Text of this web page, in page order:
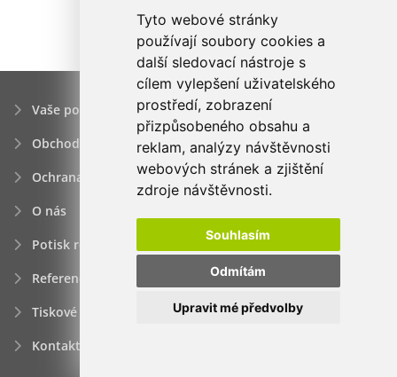
Tyto webové stránky
používají soubory cookies a
další sledovací nástroje s
cílem vylepšení uživatelského
prostředí, zobrazení
přizpůsobeného obsahu a
reklam, analýzy návštěvnosti
webových stránek a zjištění
zdroje návštěvnosti.
Souhlasím
Odmítám
Upravit mé předvolby
Vaše poptávka
Obchodní podmínky
Ochrana osobních údajú
O nás
Potisk reklamních předmětů
Reference
Tiskové zprávy
Kontakt